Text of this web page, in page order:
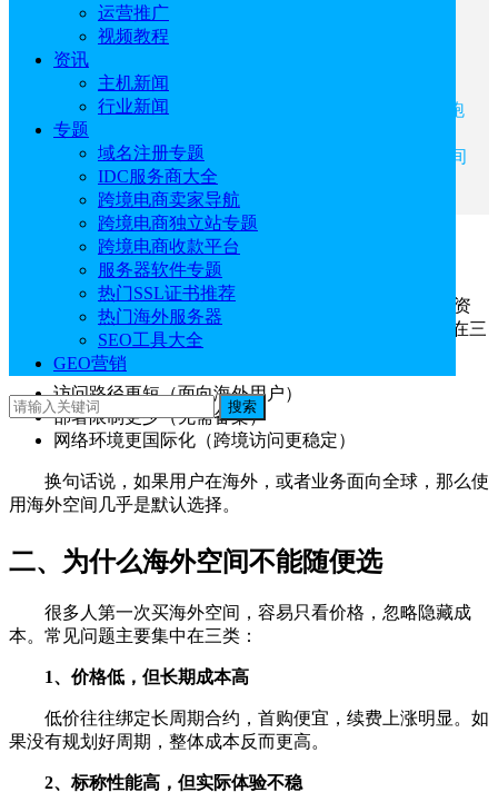
运营推广
视频教程
资讯
主机新闻
行业新闻
专题
域名注册专题
IDC服务商大全
跨境电商卖家导航
跨境电商独立站专题
跨境电商收款平台
服务器软件专题
热门SSL证书推荐
热门海外服务器
SEO工具大全
GEO营销
搜索
一、什么是海外空间
二、为什么海外空间不能随便选
三、如何选对海外空间
四、海外空间购买推荐
Hostinger：性价比之王，新兴市场的领跑
者
BlueHost：官方认证的WordPress推荐空间
Hostwinds：免费独立IP性价比高
一、什么是海外空间
所谓海外空间，本质是部署在境外数据中心的服务器资
源。与国内主机相比，它的核心差异不在“能不能用”，而在三
个关键点：
访问路径更短（面向海外用户）
部署限制更少（无需备案）
网络环境更国际化（跨境访问更稳定）
换句话说，如果用户在海外，或者业务面向全球，那么使
用海外空间几乎是默认选择。
二、为什么海外空间不能随便选
很多人第一次买海外空间，容易只看价格，忽略隐藏成
本。常见问题主要集中在三类：
1、价格低，但长期成本高
低价往往绑定长周期合约，首购便宜，续费上涨明显。如
果没有规划好周期，整体成本反而更高。
2、标称性能高，但实际体验不稳